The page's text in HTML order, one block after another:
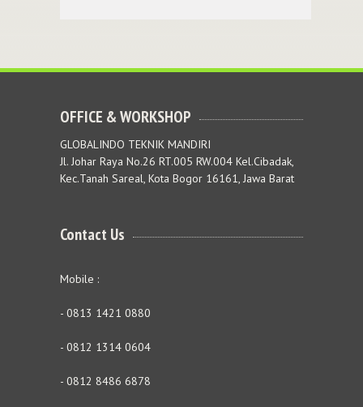
OFFICE & WORKSHOP
GLOBALINDO TEKNIK MANDIRI
Jl. Johar Raya No.26 RT.005 RW.004 Kel.Cibadak,
Kec.Tanah Sareal, Kota Bogor 16161, Jawa Barat
Contact Us
Mobile :
- 0813 1421 0880
- 0812 1314 0604
- 0812 8486 6878